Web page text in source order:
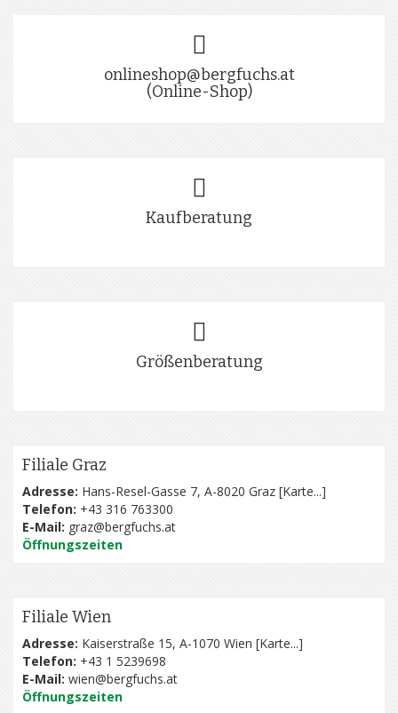
onlineshop@bergfuchs.at
(Online-Shop)
Kaufberatung
Größenberatung
Filiale Graz
Adresse: Hans-Resel-Gasse 7, A-8020 Graz [Karte...]
Telefon: +43 316 763300
E-Mail: graz@bergfuchs.at
Öffnungszeiten
Filiale Wien
Adresse: Kaiserstraße 15, A-1070 Wien [Karte...]
Telefon: +43 1 5239698
E-Mail: wien@bergfuchs.at
Öffnungszeiten